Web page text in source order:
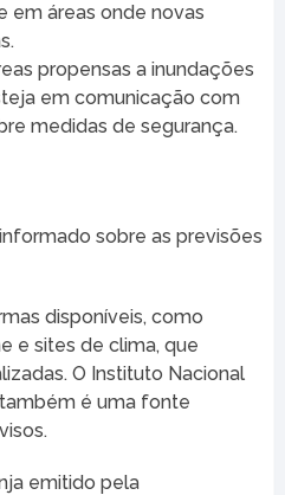
em áreas onde novas
propensas a inundações
em comunicação com
medidas de segurança.
sobre as previsões
disponíveis, como
e sites de clima, que
O Instituto Nacional
é uma fonte
emitido pela